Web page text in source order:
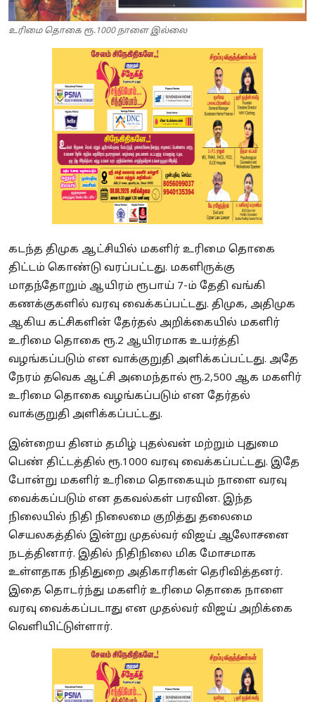
உரிமை தொகை ரூ.1000 நாளை இல்லை
கடந்த திமுக ஆட்சியில் மகளிர் உரிமை தொகை
திட்டம் கொண்டு வரப்பட்டது. மகளிருக்கு
மாதந்தோறும் ஆயிரம் ரூபாய் 7-ம் தேதி வங்கி
கணக்குகளில் வரவு வைக்கப்பட்டது. திமுக, அதிமுக
ஆகிய கட்சிகளின் தேர்தல் அறிக்கையில் மகளிர்
உரிமை தொகை ரூ.2 ஆயிரமாக உயர்த்தி
வழங்கப்படும் என வாக்குறுதி அளிக்கப்பட்டது. அதே
நேரம் தவெக ஆட்சி அமைந்தால் ரூ.2,500 ஆக மகளிர்
உரிமை தொகை வழங்கப்படும் என தேர்தல்
வாக்குறுதி அளிக்கப்பட்டது.
இன்றைய தினம் தமிழ் புதல்வன் மற்றும் புதுமை
பெண் திட்டத்தில் ரூ.1000 வரவு வைக்கப்பட்டது. இதே
போன்று மகளிர் உரிமை தொகையும் நாளை வரவு
வைக்கப்படும் என தகவல்கள் பரவின. இந்த
நிலையில் நிதி நிலைமை குறித்து தலைமை
செயலகத்தில் இன்று முதல்வர் விஜய் ஆலோசனை
நடத்தினார். இதில் நிதிநிலை மிக மோசமாக
உள்ளதாக நிதிதுறை அதிகாரிகள் தெரிவித்தனர்.
இதை தொடர்ந்து மகளிர் உரிமை தொகை நாளை
வரவு வைக்கப்படாது என முதல்வர் விஜய் அறிக்கை
வெளியிட்டுள்ளார்.